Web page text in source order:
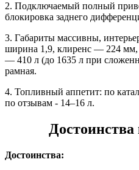
2. Подключаемый полный
блокировка заднего
3. Габариты массивны,
ширина 1,9, клиренс — 224
— 410 л (до 1635 л при
рамная.
4. Топливный аппетит: по
по отзывам - 14–16 л.
Достоинства
Достоинства: